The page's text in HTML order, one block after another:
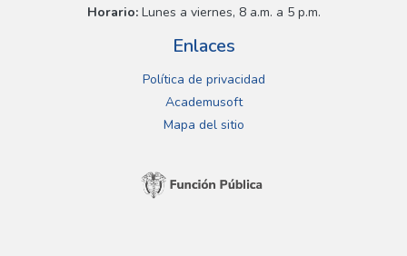
Horario:Lunes a viernes, 8 a.m. a 5 p.m.
Enlaces
Política de privacidad
Academusoft
Mapa del sitio